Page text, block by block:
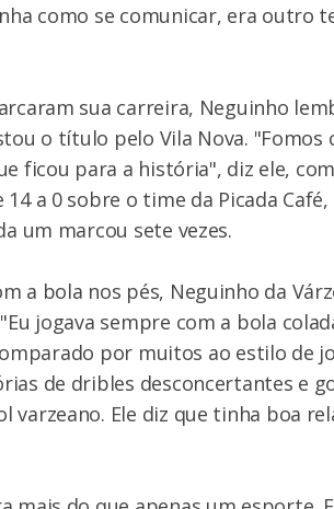
como se comunicar, era outro
sua carreira, Neguinho
o título pelo Vila Nova. "Fomos
ficou para a história", diz ele,
a 0 sobre o time da Picada Café,
um marcou sete vezes.
a bola nos pés, Neguinho da
jogava sempre com a bola
por muitos ao estilo de
de dribles desconcertantes e
Ele diz que tinha boa